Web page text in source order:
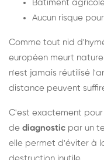
Bâtiment
Aucun risque
Comme tout nid
européen meurt
n'est jamais réutilisé
distance peuvent
C'est exactement
de diagnostic par un
elle permet d'éviter à